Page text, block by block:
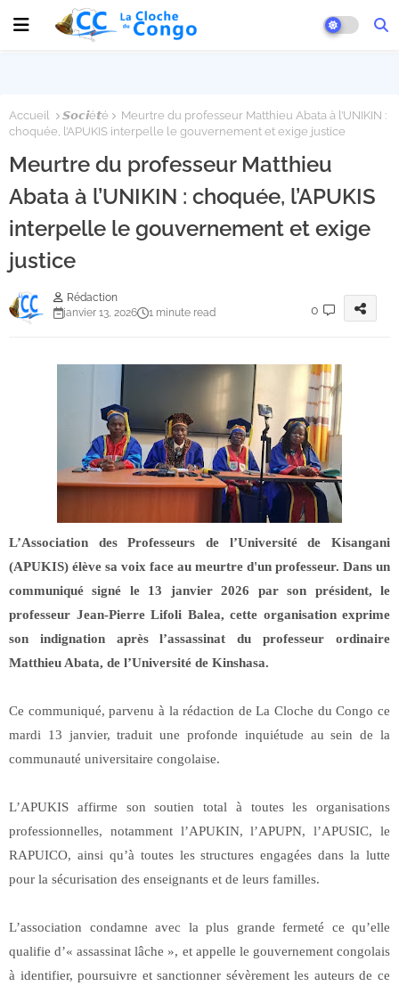
Accueil 𝙎𝙤𝙘𝙞é𝙩é
Meurtre du professeur Matthieu Abata à l’UNIKIN :
choquée, l’APUKIS interpelle le gouvernement et exige justice
Meurtre du professeur Matthieu
Abata à l’UNIKIN : choquée, l’APUKIS
interpelle le gouvernement et exige
justice
Rédaction
janvier 13, 2026
1 minute read 0
L’Association des Professeurs de l’Université de Kisangani
(APUKIS) élève sa voix face au meurtre d'un professeur. Dans un
communiqué signé le 13 janvier 2026 par son président, le
professeur Jean-Pierre Lifoli Balea, cette organisation exprime
son indignation après l’assassinat du professeur ordinaire
Matthieu Abata, de l’Université de Kinshasa.
Ce communiqué, parvenu à la rédaction de La Cloche du Congo ce
mardi 13 janvier, traduit une profonde inquiétude au sein de la
communauté universitaire congolaise.
L’APUKIS affirme son soutien total à toutes les organisations
professionnelles, notamment l’APUKIN, l’APUPN, l’APUSIC, le
RAPUICO, ainsi qu’à toutes les structures engagées dans la lutte
pour la sécurisation des enseignants et de leurs familles.
L’association condamne avec la plus grande fermeté ce qu’elle
qualifie d’« assassinat lâche », et appelle le gouvernement congolais
à identifier, poursuivre et sanctionner sévèrement les auteurs de ce